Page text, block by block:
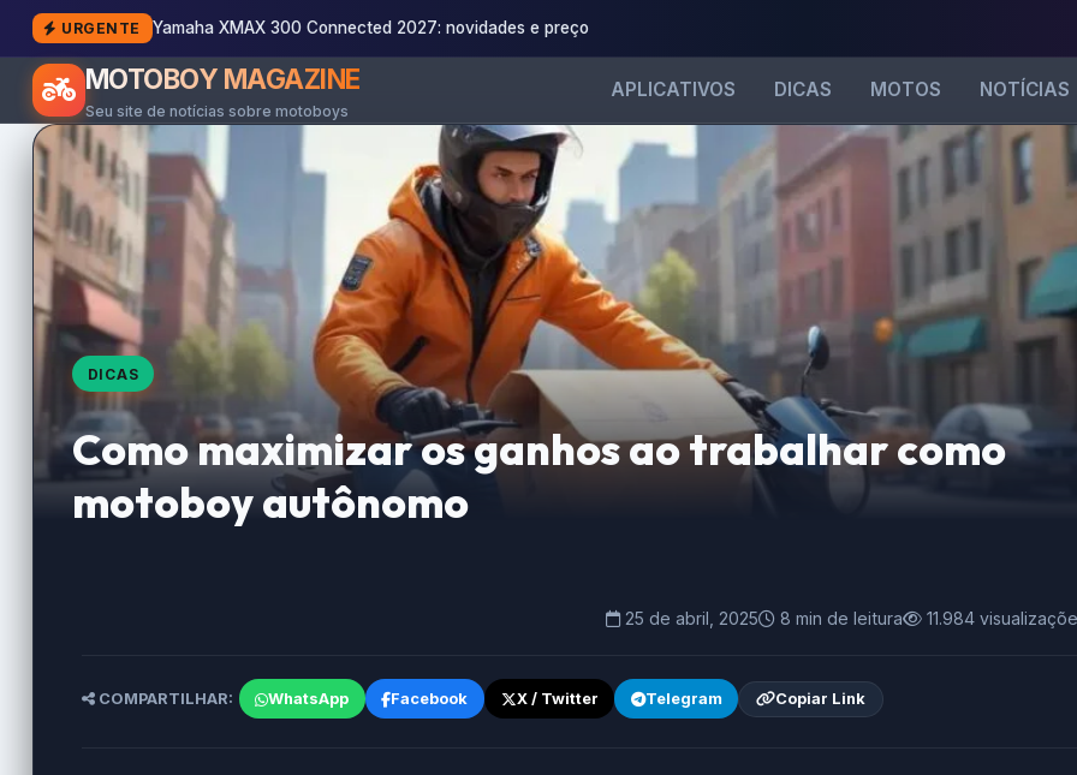
URGENTE Yamaha XMAX 300 Connected 2027: novidades e preço
MOTOBOY MAGAZINE
Seu site de notícias sobre motoboys
APLICATIVOS DICAS MOTOS NOTÍCIAS
DICAS
Como maximizar os ganhos ao trabalhar como
motoboy autônomo
25 de abril, 2025 8 min de leitura 11.984
COMPARTILHAR: WhatsApp Facebook X / Twitter Telegram Copiar Link